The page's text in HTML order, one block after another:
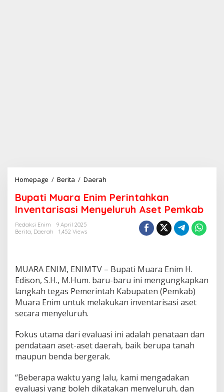
Homepage / Berita / Daerah
p
a
t
a
E
n
i
m
r
i
n
t
h
k
Bupati Muara Enim Perintahkan
Inventarisasi Menyeluruh Aset Pemkab
Redaksi Enim
9 April 2025
Berita, Daerah 1,452 Views
MUARA ENIM, ENIMTV – Bupati Muara Enim H.
Edison, S.H., M.Hum. baru-baru ini mengungkapkan
langkah tegas Pemerintah Kabupaten (Pemkab)
Muara Enim untuk melakukan inventarisasi aset
secara menyeluruh.
Fokus utama dari evaluasi ini adalah penataan dan
pendataan aset-aset daerah, baik berupa tanah
maupun benda bergerak.
“Beberapa waktu yang lalu, kami mengadakan
evaluasi yang boleh dikatakan menyeluruh, dan